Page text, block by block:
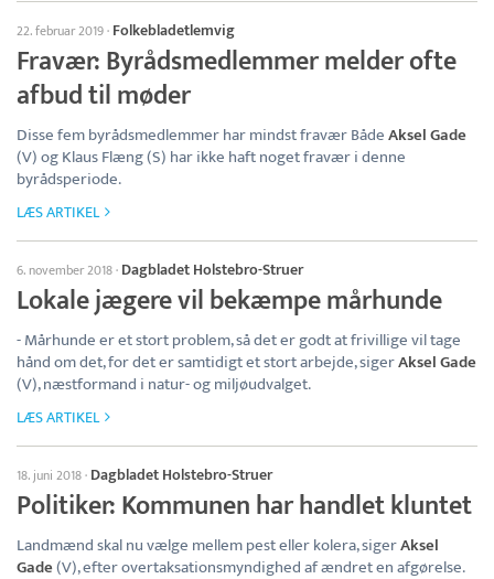
22. februar 2019· Folkebladetlemvig
Fravær: Byrådsmedlemmer melder ofte
afbud til møder
Disse fem byrådsmedlemmer har mindst fravær BådeAksel Gade
(V) og Klaus Flæng (S) har ikke haft noget fravær i denne
byrådsperiode.
LÆS ARTIKEL
6. november 2018· Dagbladet Holstebro-Struer
Lokale jægere vil bekæmpe mårhunde
- Mårhunde er et stort problem, så det er godt at frivillige vil tage
hånd om det, for det er samtidigt et stort arbejde, sigerAksel Gade
(V), næstformand i natur- og miljøudvalget.
LÆS ARTIKEL
18. juni 2018· Dagbladet Holstebro-Struer
Politiker: Kommunen har handlet kluntet
Landmænd skal nu vælge mellem pest eller kolera, sigerAksel
Gade(V), efter overtaksationsmyndighed af ændret en afgørelse.